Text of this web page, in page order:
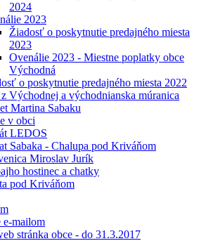
2024
2023
Žiadosť o poskytnutie predajného miesta
2023
Ovenálie 2023 - Miestne poplatky obce
Východná
o poskytnutie predajného miesta 2022
Východnej a východnianska múranica
Martina Sabaku
v obci
LEDOS
Sabaka - Chalupa pod Kriváňom
Miroslav Jurík
hostinec a chatky
pod Kriváňom
e-mailom
stránka obce - do 31.3.2017